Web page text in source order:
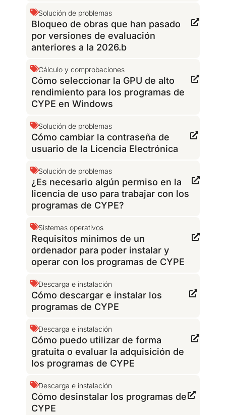
Solución de problemas
Bloqueo de obras que han pasado
por versiones de evaluación
anteriores a la 2026.b
Cálculo y comprobaciones
Cómo seleccionar la GPU de alto
rendimiento para los programas de
CYPE en Windows
Solución de problemas
Cómo cambiar la contraseña de
usuario de la Licencia Electrónica
Solución de problemas
¿Es necesario algún permiso en la
licencia de uso para trabajar con los
programas de CYPE?
Sistemas operativos
Requisitos mínimos de un
ordenador para poder instalar y
operar con los programas de CYPE
Descarga e instalación
Cómo descargar e instalar los
programas de CYPE
Descarga e instalación
Cómo puedo utilizar de forma
gratuita o evaluar la adquisición de
los programas de CYPE
Descarga e instalación
Cómo desinstalar los programas de
CYPE